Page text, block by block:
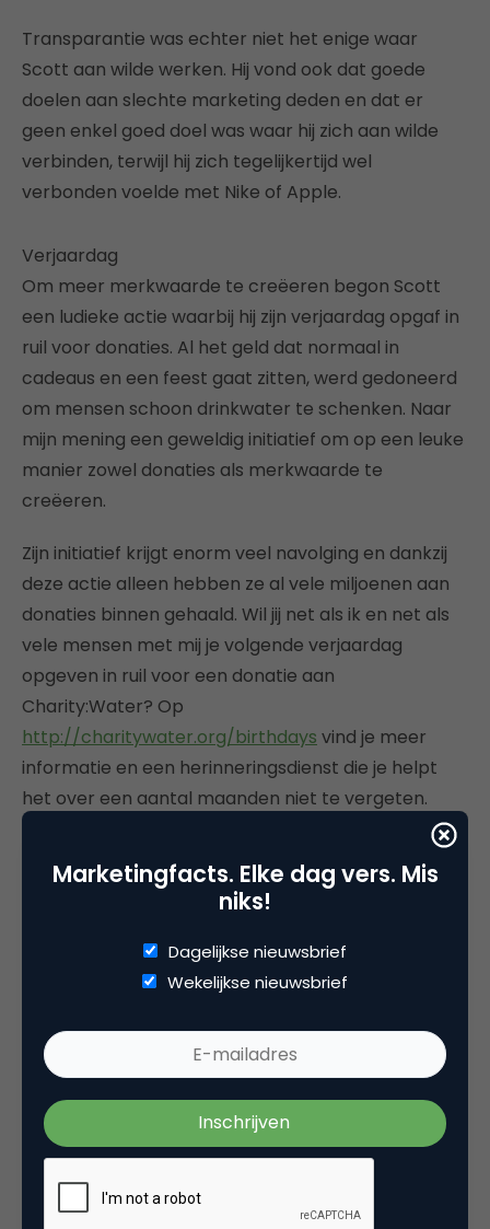
Transparantie was echter niet het enige waar
Scott aan wilde werken. Hij vond ook dat goede
doelen aan slechte marketing deden en dat er
geen enkel goed doel was waar hij zich aan wilde
verbinden, terwijl hij zich tegelijkertijd wel
verbonden voelde met Nike of Apple.
Verjaardag
Om meer merkwaarde te creëeren begon Scott
een ludieke actie waarbij hij zijn verjaardag opgaf in
ruil voor donaties. Al het geld dat normaal in
cadeaus en een feest gaat zitten, werd gedoneerd
om mensen schoon drinkwater te schenken. Naar
mijn mening een geweldig initiatief om op een leuke
manier zowel donaties als merkwaarde te
creëeren.
Zijn initiatief krijgt enorm veel navolging en dankzij
deze actie alleen hebben ze al vele miljoenen aan
donaties binnen gehaald. Wil jij net als ik en net als
vele mensen met mij je volgende verjaardag
opgeven in ruil voor een donatie aan
Charity:Water? Op
http://charitywater.org/birthdays vind je meer
informatie en een herinneringsdienst die je helpt
het over een aantal maanden niet te vergeten.
Met dank aanEsther Gons
Deel dit artikel
Kopieer link
Marketingfacts. Elke dag vers. Mis
niks!
Dagelijkse nieuwsbrief
Wekelijkse nieuwsbrief